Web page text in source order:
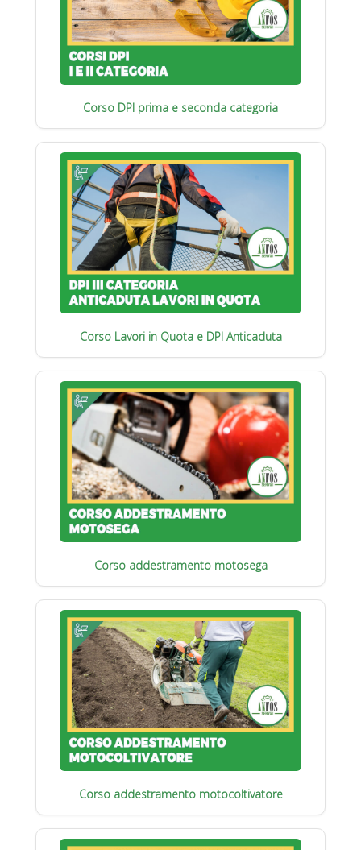
Corso DPI prima e seconda categoria
Corso Lavori in Quota e DPI Anticaduta
Corso addestramento motosega
Corso addestramento motocoltivatore